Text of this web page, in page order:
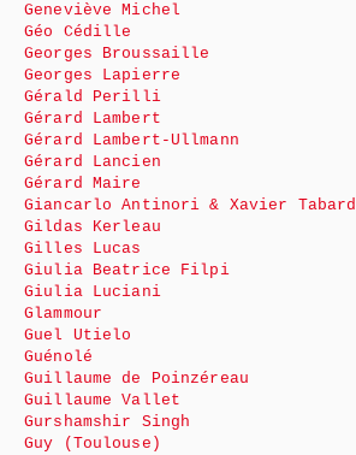
Geneviève Michel
Géo Cédille
Georges Broussaille
Georges Lapierre
Gérald Perilli
Gérard Lambert
Gérard Lambert-Ullmann
Gérard Lancien
Gérard Maire
Giancarlo Antinori & Xavier Tabard
Gildas Kerleau
Gilles Lucas
Giulia Beatrice Filpi
Giulia Luciani
Glammour
Guel Utielo
Guénolé
Guillaume de Poinzéreau
Guillaume Vallet
Gurshamshir Singh
Guy (Toulouse)